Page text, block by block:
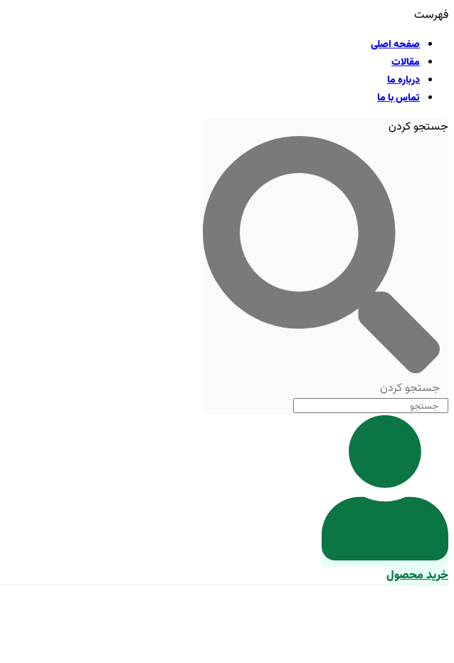
فهرست
صفحه اصلی
مقالات
درباره ما
تماس با ما
جستجو کردن
جستجو کردن
خرید محصول